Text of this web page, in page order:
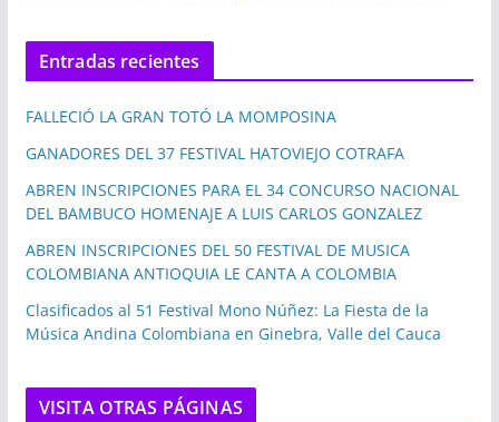
Entradas recientes
FALLECIÓ LA GRAN TOTÓ LA MOMPOSINA
GANADORES DEL 37 FESTIVAL HATOVIEJO COTRAFA
ABREN INSCRIPCIONES PARA EL 34 CONCURSO NACIONAL
DEL BAMBUCO HOMENAJE A LUIS CARLOS GONZALEZ
ABREN INSCRIPCIONES DEL 50 FESTIVAL DE MUSICA
COLOMBIANA ANTIOQUIA LE CANTA A COLOMBIA
Clasificados al 51 Festival Mono Núñez: La Fiesta de la
Música Andina Colombiana en Ginebra, Valle del Cauca
VISITA OTRAS PÁGINAS